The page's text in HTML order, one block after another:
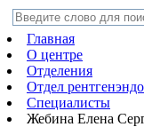
Главная
О центре
Отделения
Отдел
Специалисты
Жебина Елена